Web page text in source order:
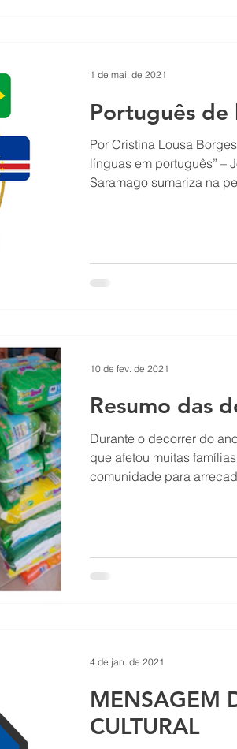
Português de
Por Cristina Lousa
línguas em português” –
Saramago sumariza na
1 de mai. de 2021
Resumo das
Durante o decorrer do
que afetou muitas
comunidade para
10 de fev. de 2021
MENSAGEM
CULTURAL
4 de jan. de 2021